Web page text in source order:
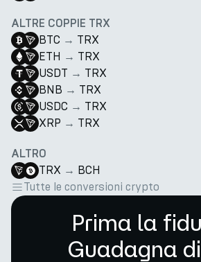
ALTRE COPPIE TRX
BTC → TRX
ETH → TRX
USDT → TRX
BNB → TRX
USDC → TRX
XRP → TRX
ALTRO
TRX → BCH
Tutte le conversioni crypto
Prima la
Guadagna